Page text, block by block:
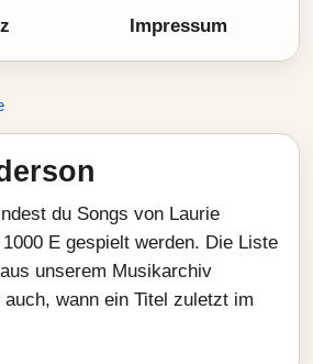
Impressum
du Songs von Laurie
E gespielt werden. Die Liste
unserem Musikarchiv
wann ein Titel zuletzt im